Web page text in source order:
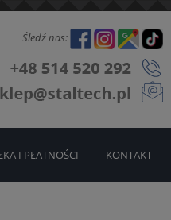
Śledź nas:
I PŁATNOŚCI KONTAKT